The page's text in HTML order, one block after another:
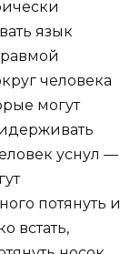
язык
человека
могут
уснул —
потянуть и
встать,